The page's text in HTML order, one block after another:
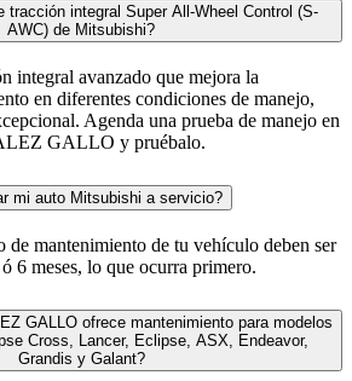
tracción integral Super All-Wheel Control (S-
AWC) de Mitsubishi?
integral avanzado que mejora la
en diferentes condiciones de manejo,
Agenda una prueba de manejo en
GALLO y pruébalo.
mi auto Mitsubishi a servicio?
de mantenimiento de tu vehículo deben ser
6 meses, lo que ocurra primero.
GALLO ofrece mantenimiento para modelos
Cross, Lancer, Eclipse, ASX, Endeavor,
Grandis y Galant?